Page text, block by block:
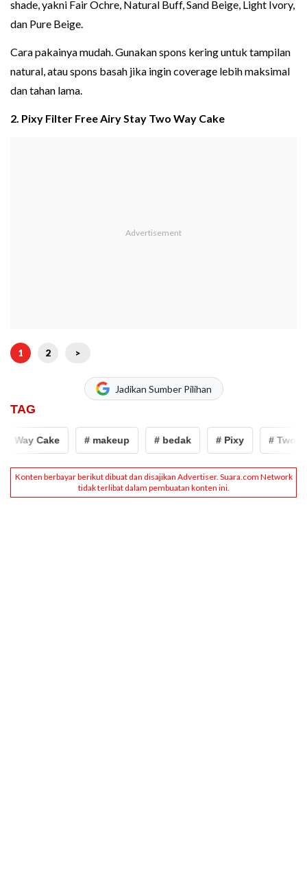
shade, yakni Fair Ochre, Natural Buff, Sand Beige, Light Ivory,
dan Pure Beige.
Cara pakainya mudah. Gunakan spons kering untuk tampilan
natural, atau spons basah jika ingin coverage lebih maksimal
dan tahan lama.
2. Pixy Filter Free Airy Stay Two Way Cake
1 2 >
Jadikan Sumber Pilihan
TAG
Way Cake # makeup # bedak # Pixy # Two